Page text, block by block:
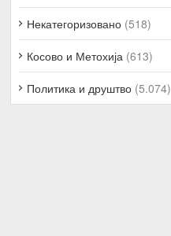
Некатегоризовано (518)
Косово и Метохија (613)
Политика и друштво (5.074)